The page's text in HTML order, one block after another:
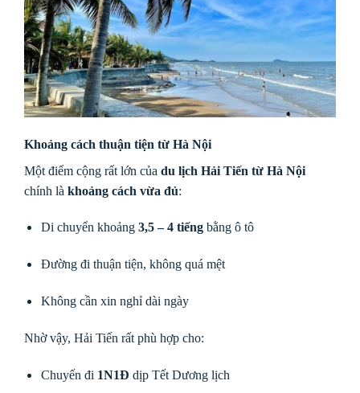
Khoảng cách thuận tiện từ Hà Nội
Một điểm cộng rất lớn của du lịch Hải Tiến từ Hà Nội
chính là khoảng cách vừa đủ:
Di chuyển khoảng 3,5 – 4 tiếngbằng ô tô
Đường đi thuận tiện, không quá mệt
Không cần xin nghỉ dài ngày
Nhờ vậy, Hải Tiến rất phù hợp cho:
Chuyến đi 1N1Đ dịp Tết Dương lịch